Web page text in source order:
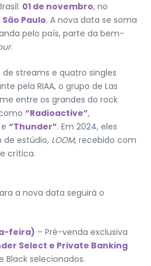
01 de novembro, no
São Paulo. A nova data se soma
pelo país, parte da bem-
.
streams e quatro singles
pela RIAA, o grupo de Las
entre os grandes do rock
“Radioactive”,
e “Thunder”. Em 2024, eles
de estúdio, LOOM, recebido com
crítica.
a nova data seguirá o
feira) – Pré-venda exclusiva
Select e Private Banking
selecionados.